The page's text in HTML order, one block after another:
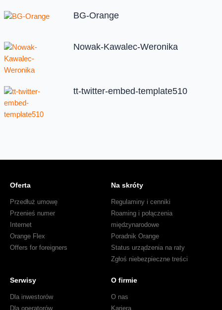
BG-Orange
Nowak-Kawalec-Weronika
tt-twitter-embed-template510
Oferta
Przedłuż umowę
Przenieś numer
Internet
Orange Flex
Offers for foreigners
Na skróty
Regulaminy i cenniki
Roaming i połączenia
międzynarodowe
Poradnik Orange
Status urządzenia na raty
Zgłoś niebezpieczne treści
Serwisy
Dla inwestorów
Dla operatorów
O firmie
O nas
Kariera